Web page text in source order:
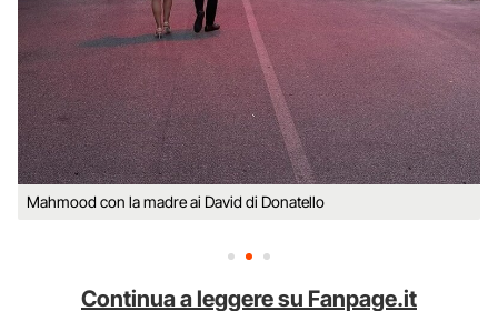
Mahmood con la madre ai David di Donatello
Continua a leggere su Fanpage.it